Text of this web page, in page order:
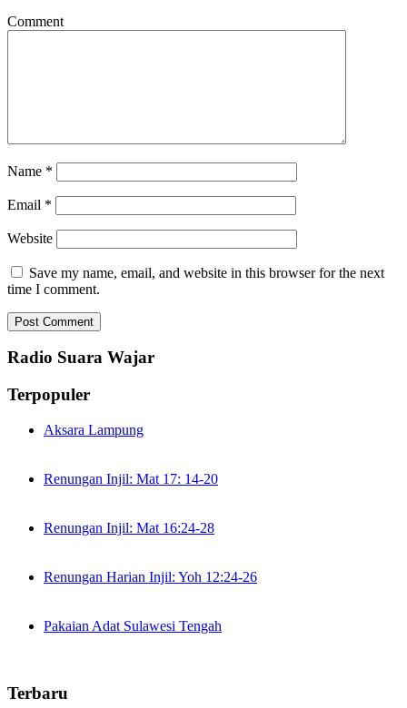
Comment
Name *
Email *
Website
Save my name, email, and website in this browser for the next
time I comment.
Radio Suara Wajar
Terpopuler
Aksara Lampung
Renungan Injil: Mat 17: 14-20
Renungan Injil: Mat 16:24-28
Renungan Harian Injil: Yoh 12:24-26
Pakaian Adat Sulawesi Tengah
Terbaru